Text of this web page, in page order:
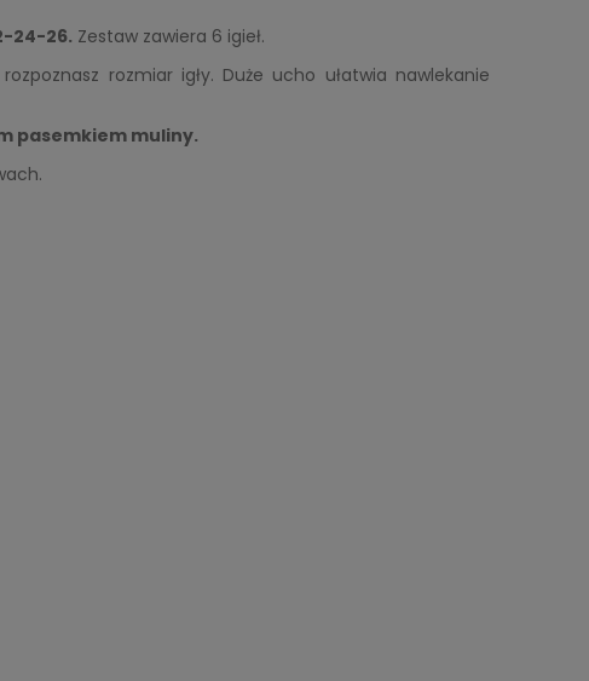
24-26. Zestaw zawiera 6 igieł.
rozmiar igły. Duże ucho ułatwia nawlekanie
pasemkiem muliny.